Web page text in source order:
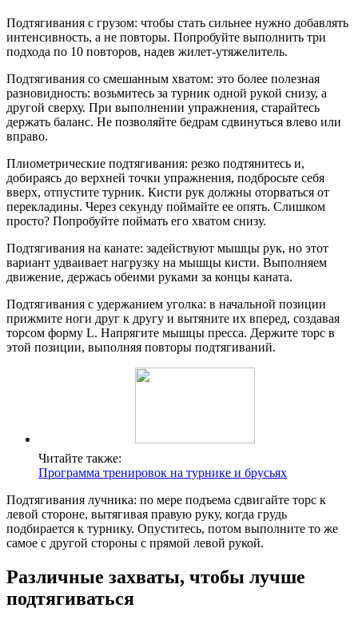
Подтягивания с грузом: чтобы стать сильнее нужно добавлять
интенсивность, а не повторы. Попробуйте выполнить три
подхода по 10 повторов, надев жилет-утяжелитель.
Подтягивания со смешанным хватом: это более полезная
разновидность: возьмитесь за турник одной рукой снизу, а
другой сверху. При выполнении упражнения, старайтесь
держать баланс. Не позволяйте бедрам сдвинуться влево или
вправо.
Плиометрические подтягивания: резко подтянитесь и,
добираясь до верхней точки упражнения, подбросьте себя
вверх, отпустите турник. Кисти рук должны оторваться от
перекладины. Через секунду поймайте ее опять. Слишком
просто? Попробуйте поймать его хватом снизу.
Подтягивания на канате: задействуют мышцы рук, но этот
вариант удваивает нагрузку на мышцы кисти. Выполняем
движение, держась обеими руками за концы каната.
Подтягивания с удержанием уголка: в начальной позиции
прижмите ноги друг к другу и вытяните их вперед, создавая
торсом форму L. Напрягите мышцы пресса. Держите торс в
этой позиции, выполняя повторы подтягиваний.
Читайте также:
Программа тренировок на турнике и брусьях
Подтягивания лучника: по мере подъема сдвигайте торс к
левой стороне, вытягивая правую руку, когда грудь
подбирается к турнику. Опуститесь, потом выполните то же
самое с другой стороны с прямой левой рукой.
Различные захваты, чтобы лучше
подтягиваться